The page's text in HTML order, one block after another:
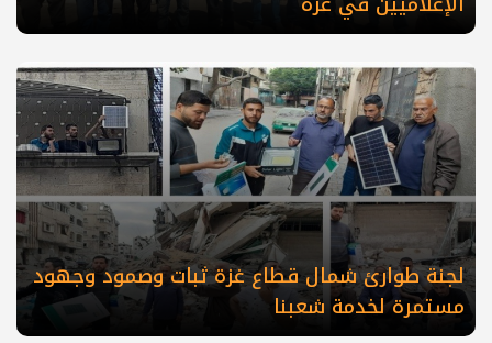
لجنة طوارئ شمال قطاع غزة ثبات وصمود وجهود
مستمرة لخدمة شعبنا